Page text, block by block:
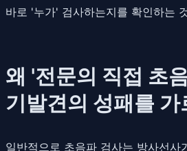
바로 '누가' 검사하는지를 확인하는
왜 '전문의 직접 초
기발견의 성패를 가
일반적으로 초음파 검사는 방사선사